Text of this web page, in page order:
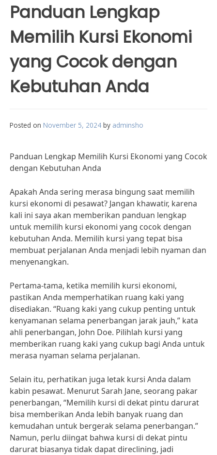
Panduan Lengkap
Memilih Kursi Ekonomi
yang Cocok dengan
Kebutuhan Anda
Posted on November 5, 2024 by adminsho
Panduan Lengkap Memilih Kursi Ekonomi yang Cocok
dengan Kebutuhan Anda
Apakah Anda sering merasa bingung saat memilih
kursi ekonomi di pesawat? Jangan khawatir, karena
kali ini saya akan memberikan panduan lengkap
untuk memilih kursi ekonomi yang cocok dengan
kebutuhan Anda. Memilih kursi yang tepat bisa
membuat perjalanan Anda menjadi lebih nyaman dan
menyenangkan.
Pertama-tama, ketika memilih kursi ekonomi,
pastikan Anda memperhatikan ruang kaki yang
disediakan. “Ruang kaki yang cukup penting untuk
kenyamanan selama penerbangan jarak jauh,” kata
ahli penerbangan, John Doe. Pilihlah kursi yang
memberikan ruang kaki yang cukup bagi Anda untuk
merasa nyaman selama perjalanan.
Selain itu, perhatikan juga letak kursi Anda dalam
kabin pesawat. Menurut Sarah Jane, seorang pakar
penerbangan, “Memilih kursi di dekat pintu darurat
bisa memberikan Anda lebih banyak ruang dan
kemudahan untuk bergerak selama penerbangan.”
Namun, perlu diingat bahwa kursi di dekat pintu
darurat biasanya tidak dapat direclining, jadi